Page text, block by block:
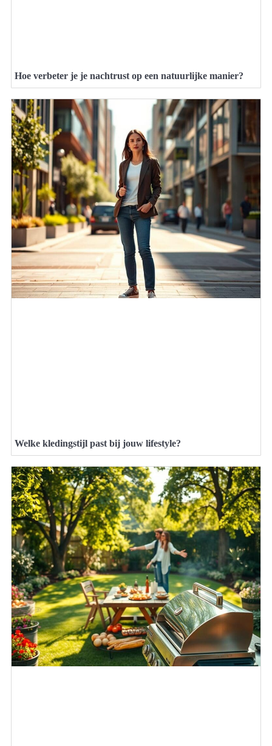
Hoe verbeter je je nachtrust op een natuurlijke manier?
Welke kledingstijl past bij jouw lifestyle?